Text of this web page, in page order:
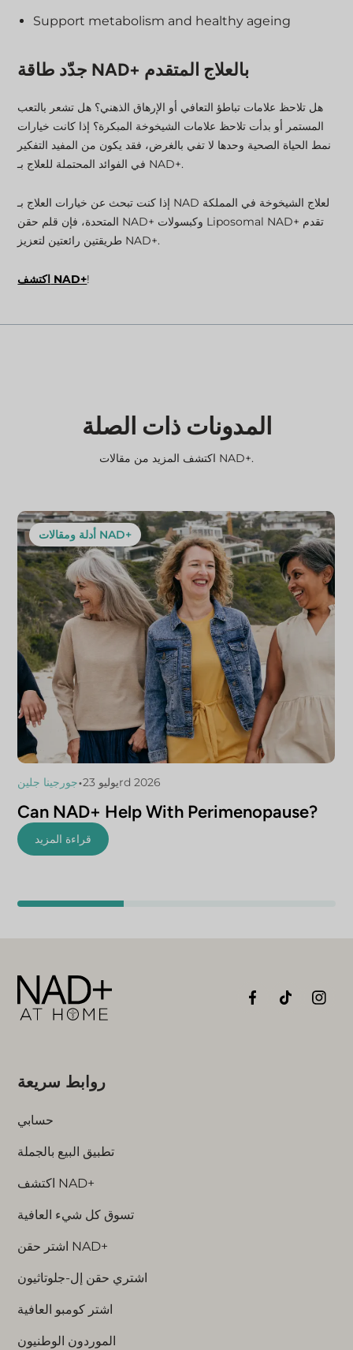
Support metabolism and healthy ageing
جدّد طاقة NAD+ بالعلاج المتقدم
هل تلاحظ علامات تباطؤ التعافي أو الإرهاق الذهني؟ هل تشعر بالتعب
المستمر أو بدأت تلاحظ علامات الشيخوخة المبكرة؟ إذا كانت خيارات
نمط الحياة الصحية وحدها لا تفي بالغرض، فقد يكون من المفيد التفكير
في الفوائد المحتملة للعلاج بـ NAD+.
إذا كنت تبحث عن خيارات العلاج بـ NAD لعلاج الشيخوخة في المملكة
المتحدة، فإن قلم حقن NAD+ وكبسولات Liposomal NAD+ تقدم
طريقتين رائعتين لتعزيز NAD+.
اكتشف NAD+!
المدونات ذات الصلة
اكتشف المزيد من مقالات NAD+.
أدلة ومقالات NAD+
جورجينا جلين• يوليو 23rd 2026
Can NAD+ Help With Perimenopause?
قراءة المزيد
روابط سريعة
حسابي
تطبيق البيع بالجملة
اكتشف NAD+
تسوق كل شيء العافية
اشتر حقن NAD+
اشتري حقن إل-جلوتاثيون
اشتر كومبو العافية
الموردون الوطنيون